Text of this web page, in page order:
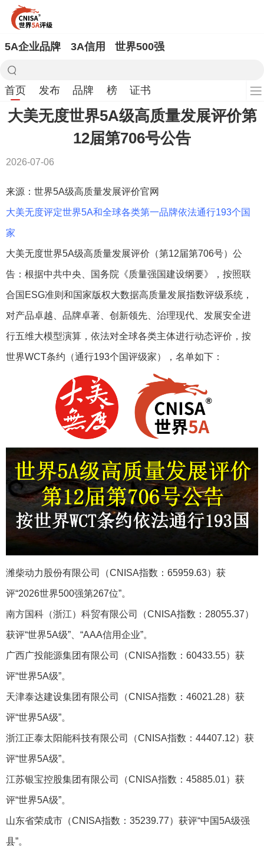
5A企业品牌 3A信用 世界500强
首页 发布 品牌 榜 证书
大美无度世界5A级高质量发展评价第
12届第706号公告
2026-07-06
来源：世界5A级高质量发展评价官网
大美无度评定世界5A和全球各类第一品牌依法通行193个国
家
大美无度世界5A级高质量发展评价（第12届第706号）公
告：根据中共中央、国务院《质量强国建设纲要》，按照联
合国ESG准则和国家版权大数据高质量发展指数评级系统，
对产品卓越、品牌卓著、创新领先、治理现代、发展安全进
行五维大模型演算，依法对全球各类主体进行动态评价，按
世界WCT条约（通行193个国评级家），名单如下：
潍柴动力股份有限公司（CNISA指数：65959.63）获
评“2026世界500强第267位”。
南方国科（浙江）科贸有限公司（CNISA指数：28055.37）
获评“世界5A级”、“AAA信用企业”。
广西广投能源集团有限公司（CNISA指数：60433.55）获
评“世界5A级”。
天津泰达建设集团有限公司（CNISA指数：46021.28）获
评“世界5A级”。
浙江正泰太阳能科技有限公司（CNISA指数：44407.12）获
评“世界5A级”。
江苏银宝控股集团有限公司（CNISA指数：45885.01）获
评“世界5A级”。
山东省荣成市（CNISA指数：35239.77）获评“中国5A级强
县”。